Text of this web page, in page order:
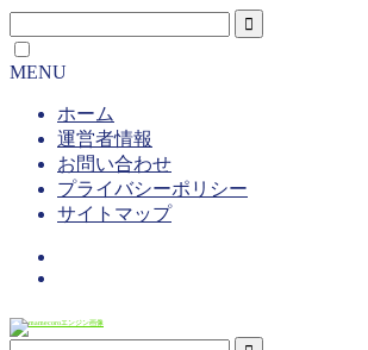
MENU
ホーム
運営者情報
お問い合わせ
プライバシーポリシー
サイトマップ